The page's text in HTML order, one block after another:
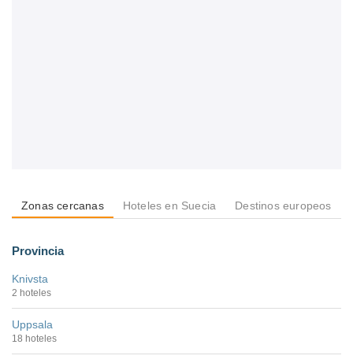
Zonas cercanas Hoteles en Suecia Destinos europeos
Provincia
Knivsta
2 hoteles
Uppsala
18 hoteles